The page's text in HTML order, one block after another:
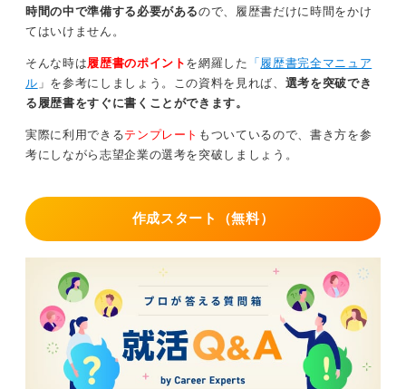
ている場合に限ることを押さえておきましょう。
時間の中で準備する必要があるので、履歴書だけに時間をかけ
てはいけません。
そんな時は履歴書のポイント を網羅した 「 履歴書完全マニュア
ル 」を参考にしましょう。この資料を見れば、 選考を突破でき
る履歴書をすぐに書くことができます。
実際に利用できるテンプレート もついているので、書き方を参
考にしながら志望企業の選考を突破しましょう。
作成スタート（無料）